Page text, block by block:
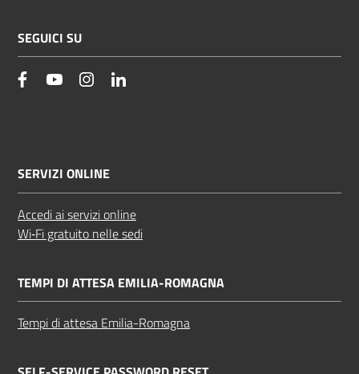
SEGUICI SU
facebookYouTube Instagram
SERVIZI ONLINE
Accedi ai servizi online
Wi‑Fi gratuito nelle sedi
TEMPI DI ATTESA EMILIA-ROMAGNA
Tempi di attesa Emilia-Romagna